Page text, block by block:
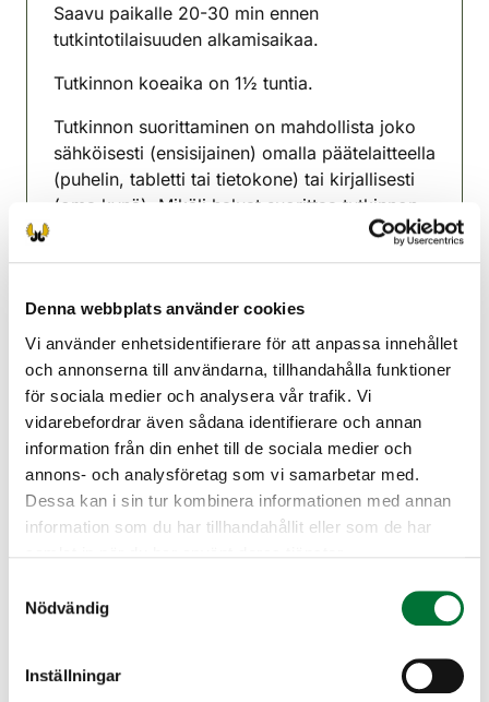
Denna webbplats använder cookies
Vi använder enhetsidentifierare för att anpassa innehållet
och annonserna till användarna, tillhandahålla funktioner
för sociala medier och analysera vår trafik. Vi
vidarebefordrar även sådana identifierare och annan
information från din enhet till de sociala medier och
annons- och analysföretag som vi samarbetar med.
Dessa kan i sin tur kombinera informationen med annan
information som du har tillhandahållit eller som de har
Nödvändig
Inställningar
Saavu paikalle 20-30 min ennen
tutkintotilaisuuden alkamisaikaa.
Tutkinnon koeaika on 1½ tuntia.
Tutkinnon suorittaminen on mahdollista joko
sähköisesti (ensisijainen) omalla päätelaitteella
(puhelin, tabletti tai tietokone) tai kirjallisesti
(oma kynä). Mikäli haluat suorittaa tutkinnon
sähköisesti päätelaitteellasi, huolehdithan siitä,
että laitteen akku on täyteen varattuna ja
riista -tunnuksen käyttäjillä verkkomaksu
(ensisijainen) sekä tilaisuudessa käteinen raha
tai maksukortti.
Hyödyllistä tietoa metsästäjätutkinnosta löydät
osoitteesta Riistakeskus » Metsästäjätutkinto.
Sotkamo jaktvårdsförening
sotkamo@rhy.riista.fi
ilmetessä voit ottaa yhteyttä